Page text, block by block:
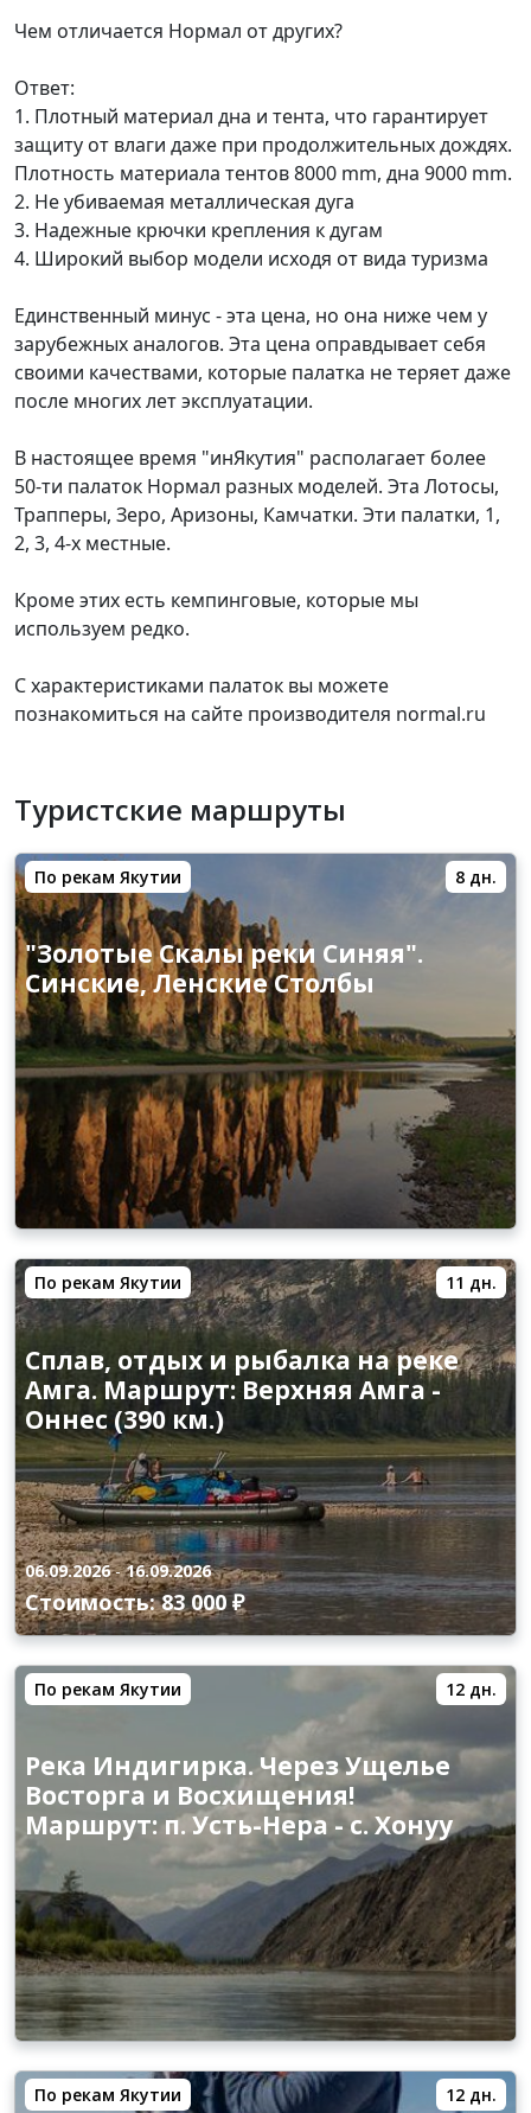
Чем отличается Нормал от других?
Ответ:
1. Плотный материал дна и тента, что гарантирует
защиту от влаги даже при продолжительных дождях.
Плотность материала тентов 8000 mm, дна 9000 mm.
2. Не убиваемая металлическая дуга
3. Надежные крючки крепления к дугам
4. Широкий выбор модели исходя от вида туризма
Единственный минус - эта цена, но она ниже чем у
зарубежных аналогов. Эта цена оправдывает себя
своими качествами, которые палатка не теряет даже
после многих лет эксплуатации.
В настоящее время "инЯкутия" располагает более
50-ти палаток Нормал разных моделей. Эта Лотосы,
Трапперы, Зеро, Аризоны, Камчатки. Эти палатки, 1,
2, 3, 4-х местные.
Кроме этих есть кемпинговые, которые мы
используем редко.
С характеристиками палаток вы можете
познакомиться на сайте производителя normal.ru
Туристские маршруты
По рекам Якутии 8 дн.
"Золотые Скалы реки Синяя".
Синские, Ленские Столбы
По рекам Якутии 11 дн.
Сплав, отдых и рыбалка на реке
Амга. Маршрут: Верхняя Амга -
Оннес (390 км.)
06.09.2026-16.09.2026
Стоимость: 83 000 ₽
По рекам Якутии 12 дн.
Река Индигирка. Через Ущелье
Восторга и Восхищения!
Маршрут: п. Усть-Нера - с. Хонуу
По рекам Якутии 12 дн.